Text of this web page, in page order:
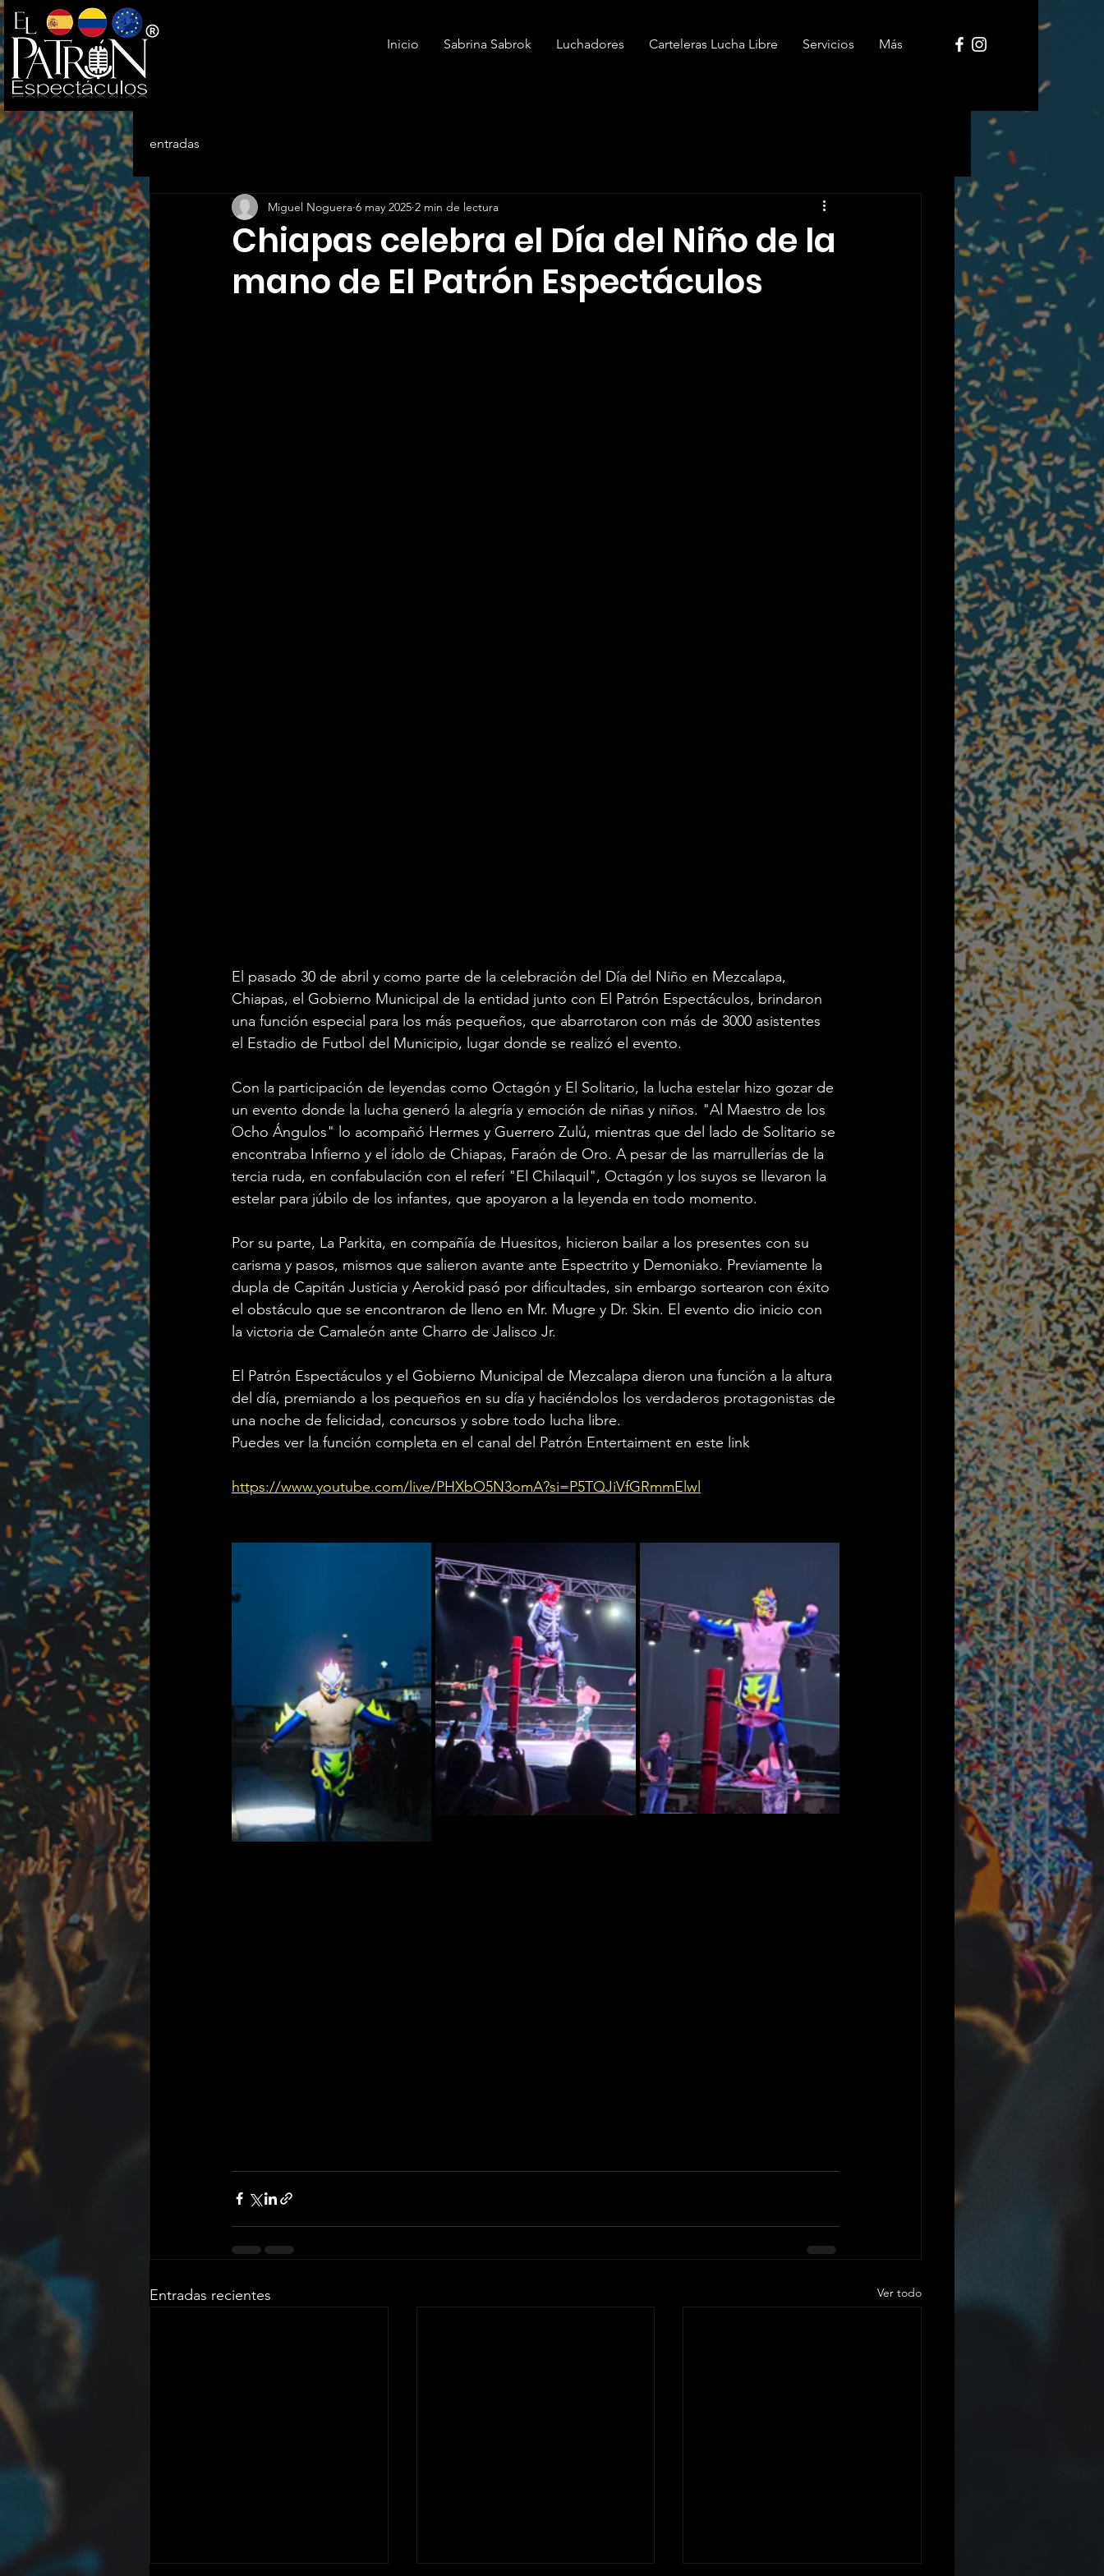
Inicio Sabrina Sabrok Luchadores Carteleras Lucha Libre Servicios Más
entradas
Chiapas celebra el Día del Niño de la
mano de El Patrón Espectáculos
Miguel Noguera 6 may 2025 2 min de lectura
El pasado 30 de abril y como parte de la celebración del Día del Niño en Mezcalapa,
Chiapas, el Gobierno Municipal de la entidad junto con El Patrón Espectáculos, brindaron
una función especial para los más pequeños, que abarrotaron con más de 3000 asistentes
el Estadio de Futbol del Municipio, lugar donde se realizó el evento.
Con la participación de leyendas como Octagón y El Solitario, la lucha estelar hizo gozar de
un evento donde la lucha generó la alegría y emoción de niñas y niños. "Al Maestro de los
Ocho Ángulos" lo acompañó Hermes y Guerrero Zulú, mientras que del lado de Solitario se
encontraba Infierno y el ídolo de Chiapas, Faraón de Oro. A pesar de las marrullerías de la
tercia ruda, en confabulación con el referí "El Chilaquil", Octagón y los suyos se llevaron la
estelar para júbilo de los infantes, que apoyaron a la leyenda en todo momento.
Por su parte, La Parkita, en compañía de Huesitos, hicieron bailar a los presentes con su
carisma y pasos, mismos que salieron avante ante Espectrito y Demoniako. Previamente la
dupla de Capitán Justicia y Aerokid pasó por dificultades, sin embargo sortearon con éxito
el obstáculo que se encontraron de lleno en Mr. Mugre y Dr. Skin. El evento dio inicio con
la victoria de Camaleón ante Charro de Jalisco Jr.
El Patrón Espectáculos y el Gobierno Municipal de Mezcalapa dieron una función a la altura
del día, premiando a los pequeños en su día y haciéndolos los verdaderos protagonistas de
una noche de felicidad, concursos y sobre todo lucha libre.
Puedes ver la función completa en el canal del Patrón Entertaiment en este link
https://www.youtube.com/live/PHXbO5N3omA?si=P5TQJiVfGRmmElwl
Entradas recientes Ver todo